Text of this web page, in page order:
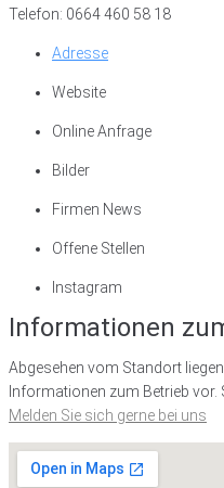
Telefon: 0664 460 58 18
Adresse
Website
Online Anfrage
Bilder
Firmen News
Offene Stellen
Instagram
Informationen
Abgesehen vom Standort
Informationen zum Betrieb vor.
Melden Sie sich gerne bei uns